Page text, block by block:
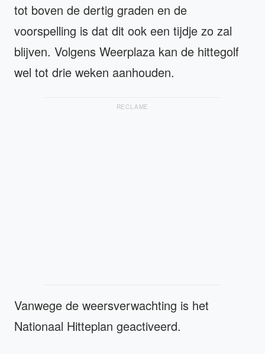
tot boven de dertig graden en de
voorspelling is dat dit ook een tijdje zo zal
blijven. Volgens Weerplaza kan de hittegolf
wel tot drie weken aanhouden.
RECLAME
Vanwege de weersverwachting is het
Nationaal Hitteplan geactiveerd.